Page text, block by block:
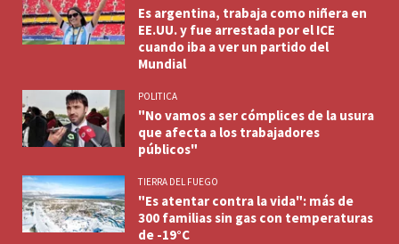
Es argentina, trabaja como niñera en
EE.UU. y fue arrestada por el ICE
cuando iba a ver un partido del
Mundial
POLITICA
"No vamos a ser cómplices de la usura
que afecta a los trabajadores
públicos"
TIERRA DEL FUEGO
"Es atentar contra la vida": más de
300 familias sin gas con temperaturas
de -19°C